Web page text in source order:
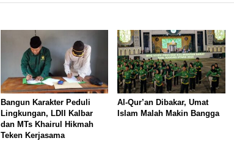
Bangun Karakter Peduli
Lingkungan, LDII Kalbar
dan MTs Khairul Hikmah
Teken Kerjasama
Al-Qur’an Dibakar, Umat
Islam Malah Makin Bangga